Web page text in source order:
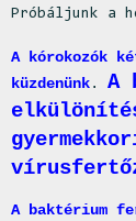
Próbáljunk a
A kórokozók
küzdenünk. A
A baktérium